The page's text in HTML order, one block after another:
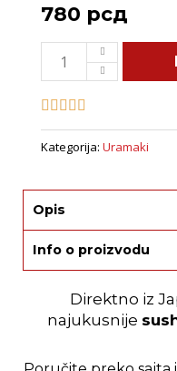
780 рсд
Uramaki
Veggie
Kategorija: Uramaki
Opis
Info o proizvodu
Direktno iz
najukusnije